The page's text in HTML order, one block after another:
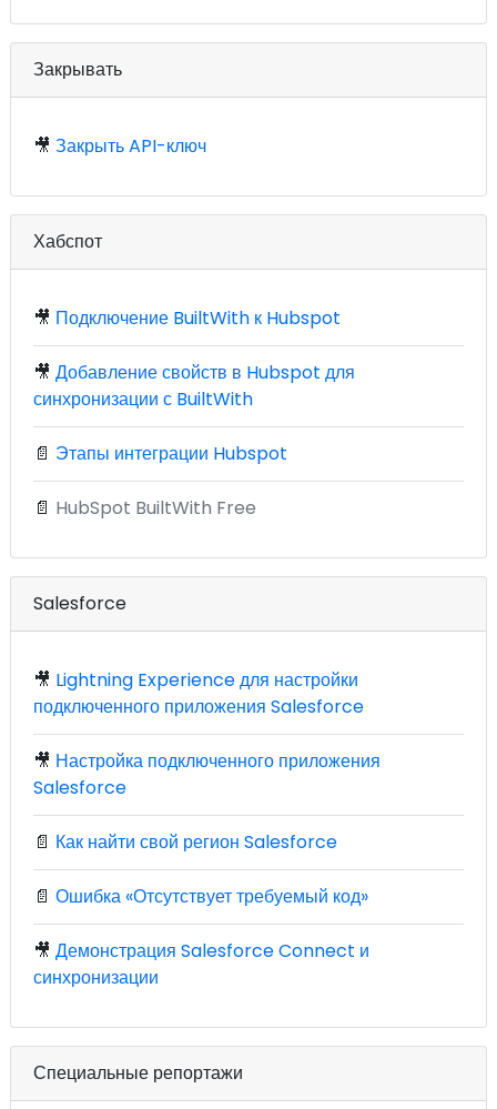
Закрывать
🎥 Закрыть API-ключ
Хабспот
🎥 Подключение BuiltWith к Hubspot
🎥 Добавление свойств в Hubspot для
синхронизации с BuiltWith
📄 Этапы интеграции Hubspot
📄 HubSpot BuiltWith Free
Salesforce
🎥 Lightning Experience для настройки
подключенного приложения Salesforce
🎥 Настройка подключенного приложения
Salesforce
📄 Как найти свой регион Salesforce
📄 Ошибка «Отсутствует требуемый код»
🎥 Демонстрация Salesforce Connect и
синхронизации
Специальные репортажи